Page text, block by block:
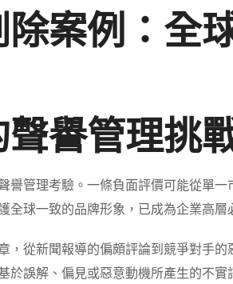
案例：全
譽管理挑
管理考驗。一條負面評價可能從單
球一致的品牌形象，已成為企業高層
從新聞報導的偏頗評論到競爭對手
誤解、偏見或惡意動機所產生的不